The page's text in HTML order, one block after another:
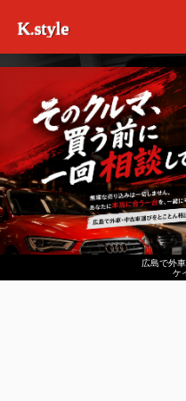
広島で外
ケ
K.style